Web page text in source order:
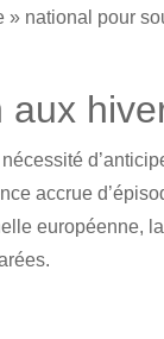
national pour
accrue
européenne,